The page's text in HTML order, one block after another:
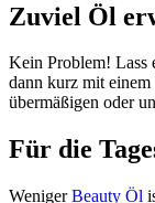
Zuviel Öl
Kein Problem! Lass
dann kurz mit
übermäßigen oder
Für die
WenigerBeauty Öl